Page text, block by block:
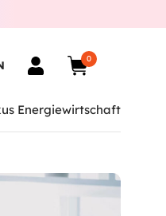
0
Energiewirtschaft